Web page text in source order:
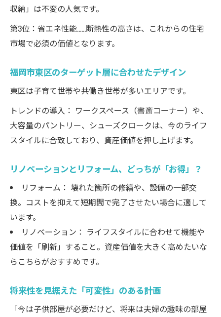
収納」は不変の人気です。
第3位：省エネ性能……断熱性の高さは、これからの住宅
市場で必須の価値となります。
福岡市東区のターゲット層に合わせたデザイン
東区は子育て世帯や共働き世帯が多いエリアです。
トレンドの導入： ワークスペース（書斎コーナー）や、
大容量のパントリー、シューズクロークは、今のライフ
スタイルに合致しており、資産価値を押し上げます。
リノベーションとリフォーム、どっちが「お得」？
リフォーム： 壊れた箇所の修繕や、設備の一部交
換。コストを抑えて短期間で完了させたい場合に適して
います。
リノベーション： ライフスタイルに合わせて機能や
価値を「刷新」すること。資産価値を大きく高めたいな
らこちらがおすすめです。
将来性を見据えた「可変性」のある計画
「今は子供部屋が必要だけど、将来は夫婦の趣味の部屋